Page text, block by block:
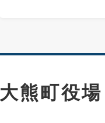
大熊町役場